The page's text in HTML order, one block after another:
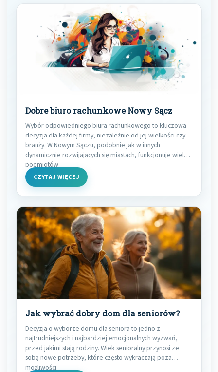
Dobre biuro rachunkowe Nowy Sącz
Wybór odpowiedniego biura rachunkowego to kluczowa
decyzja dla każdej firmy, niezależnie od jej wielkości czy
branży. W Nowym Sączu, podobnie jak w innych
dynamicznie rozwijających się miastach, funkcjonuje wiele
podmiotów
CZYTAJ WIĘCEJ
Jak wybrać dobry dom dla seniorów?
Decyzja o wyborze domu dla seniora to jedno z
najtrudniejszych i najbardziej emocjonalnych wyzwań,
przed jakimi stają rodziny. Wiek senioralny przynosi ze
sobą nowe potrzeby, które często wykraczają poza
możliwości